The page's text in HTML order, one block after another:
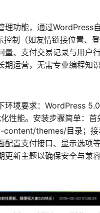
理功能，通过WordPress
控制（如友情链接位置、
量、支付交易记录与用户
期运营，无需专业编程知
环境要求：WordPress
性能。安装步骤简单：
themes/目录；接
配置支付接口、显示选项
更新主题以确保安全与兼